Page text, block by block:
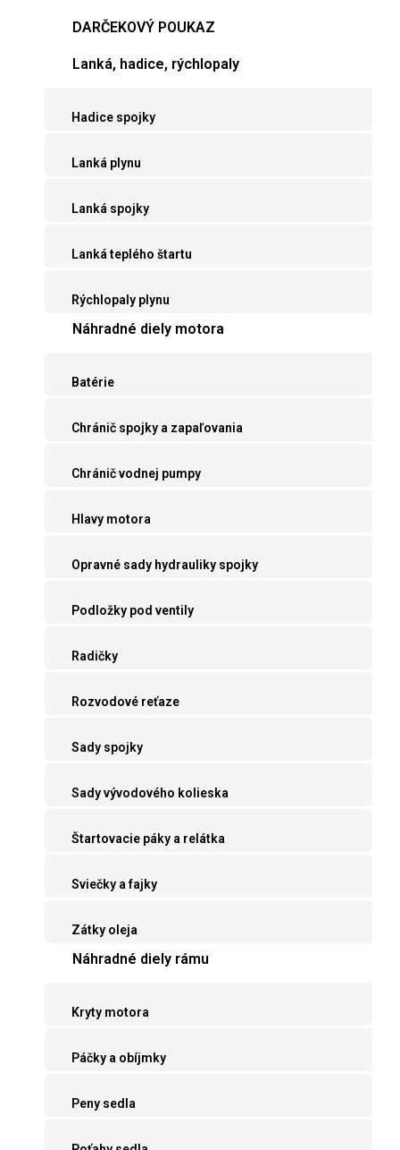
DARČEKOVÝ POUKAZ
Lanká, hadice, rýchlopaly
Hadice spojky
Lanká plynu
Lanká spojky
Lanká teplého štartu
Rýchlopaly plynu
Náhradné diely motora
Batérie
Chránič spojky a zapaľovania
Chránič vodnej pumpy
Hlavy motora
Opravné sady hydrauliky spojky
Podložky pod ventily
Radičky
Rozvodové reťaze
Sady spojky
Sady vývodového kolieska
Štartovacie páky a relátka
Sviečky a fajky
Zátky oleja
Náhradné diely rámu
Kryty motora
Páčky a obíjmky
Peny sedla